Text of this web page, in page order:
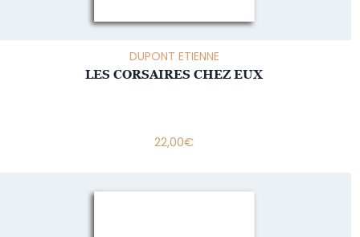
DUPONT ETIENNE
LES CORSAIRES CHEZ EUX
22,00€